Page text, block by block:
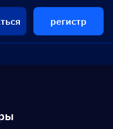
регистр